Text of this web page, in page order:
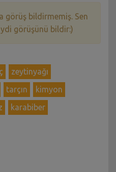
görüş bildirmemiş. Sen
görüşünü bildir:)
zeytinyağı
tarçın
kimyon
karabiber